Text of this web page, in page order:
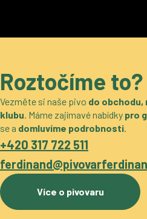
Roztočíme to?
Vezměte si naše pivo do
klubu. Máme zajímavé nabídky pro
se a domluvíme podrobnosti.
+420 317 722 511
Více o pivovaru